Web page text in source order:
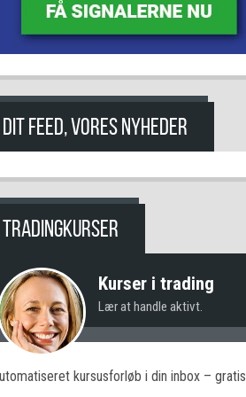
DIT FEED, VORES NYHEDER
TRADINGKURSER
Kurser i trading
Lær at handle aktivt.
kursusforløb i din inbox – gratis